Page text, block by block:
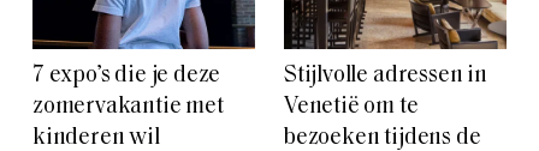
7 expo’s die je deze
zomervakantie met
kinderen wil
Stijlvolle adressen in
Venetië om te
bezoeken tijdens de